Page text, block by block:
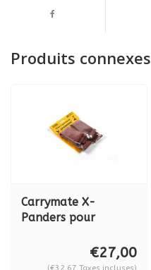
Produits connexes
Carrymate X-
Panders pour
Carrymate 5, Senior
€27,00